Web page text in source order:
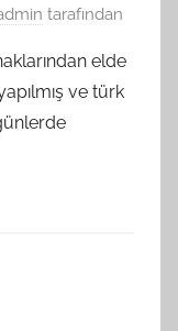
tarafından
elde
ve türk